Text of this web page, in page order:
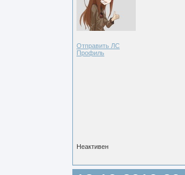
Отправить ЛС
Профиль
Неактивен